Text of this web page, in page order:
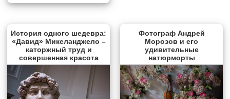
История одного шедевра:
«Давид» Микеланджело –
каторжный труд и
совершенная красота
Фотограф Андрей
Морозов и его
удивительные
натюрморты